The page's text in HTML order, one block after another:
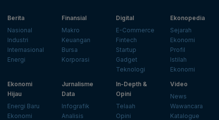
Berita
Nasional
Industri
Internasional
Energi
Finansial
Makro
Keuangan
Bursa
Korporasi
Digital
E-Commerce
Fintech
Startup
Gadget
Teknologi
Ekonopedia
Sejarah
Ekonomi
Profil
Istilah
Ekonomi
Ekonomi
Hijau
Energi Baru
Ekonomi
Jurnalisme
Data
Infografik
Analisis
In-Depth &
Opini
Telaah
Opini
Video
News
Wawancara
Katalogue